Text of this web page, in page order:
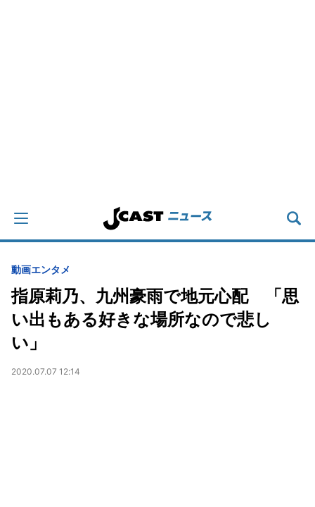
動画エンタメ
指原莉乃、九州豪雨で地元心配 「思
い出もある好きな場所なので悲し
い」
2020.07.07 12:14